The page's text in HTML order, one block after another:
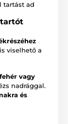
tartást ad
viselhető a
fehér vagy
nadrággal.
és